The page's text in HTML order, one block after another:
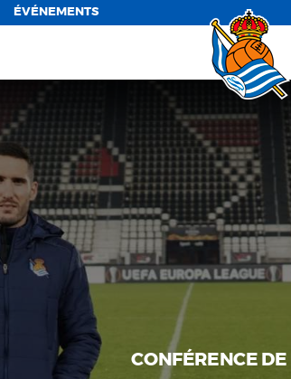
ÉVÉNEMENTS
CONFÉRENCE DE